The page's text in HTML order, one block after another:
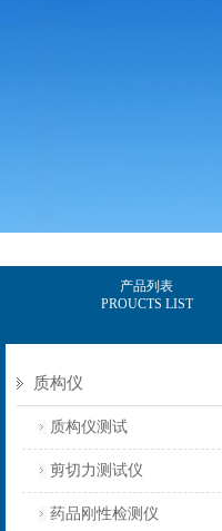
产品列表
PROUCTS LIST
质构仪
质构仪测试
剪切力测试仪
药品刚性检测仪